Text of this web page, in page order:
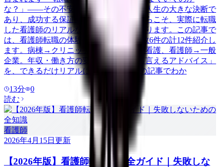
な？」——その不安、当然です。転職は人生の大きな決断で
あり、成功する保証はありません。だからこそ、実際に転職
した看護師のリアルな体験談が参考になります。この記事で
は、看護師転職の体験談を成功6件・失敗6件の計12件紹介し
ます。病棟→クリニック、急性期→訪問看護、看護師→一般
企業。年収・働き方の変化と「今だから言えるアドバイス」
を、できるだけリアルに伝えます。 この記事でわか
13分
0
読む
看護師
2026年4月15日 更新
【2026年版】看護師転職の完全ガイド｜失敗しな